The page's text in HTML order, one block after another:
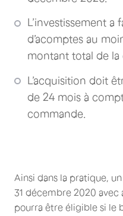
L’investissement a
d’acomptes au
montant total de la
L’acquisition doit
de 24 mois à
commande.
Ainsi dans la pratique,
31 décembre 2020 avec
pourra être éligible si le